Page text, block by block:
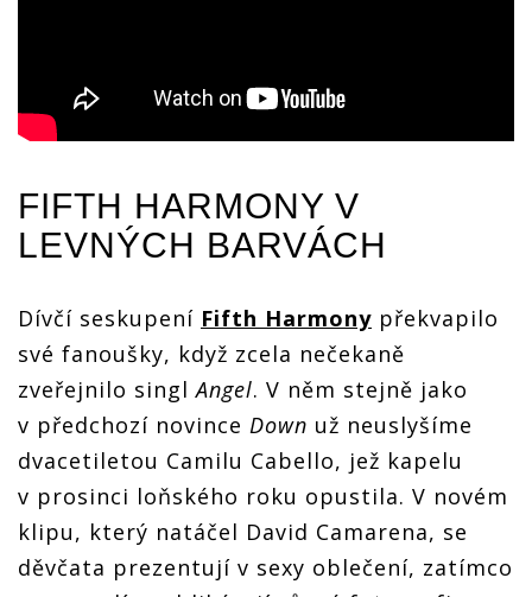
FIFTH HARMONY V
LEVNÝCH BARVÁCH
Dívčí seskupení Fifth Harmony překvapilo
své fanoušky, když zcela nečekaně
zveřejnilo singlAngel. V něm stejně jako
v předchozí novince Down už neuslyšíme
dvacetiletou Camilu Cabello, jež kapelu
v prosinci loňského roku opustila. V novém
klipu, který natáčel David Camarena, se
děvčata prezentují v sexy oblečení, zatímco